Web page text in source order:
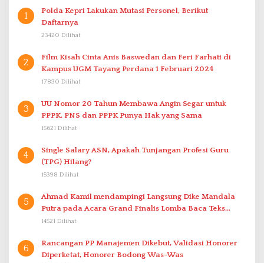
1
Polda Kepri Lakukan Mutasi Personel, Berikut
Daftarnya
23420 Dilihat
2
Film Kisah Cinta Anis Baswedan dan Feri Farhati di
Kampus UGM Tayang Perdana 1 Februari 2024
17830 Dilihat
3
UU Nomor 20 Tahun Membawa Angin Segar untuk
PPPK. PNS dan PPPK Punya Hak yang Sama
15621 Dilihat
4
Single Salary ASN, Apakah Tunjangan Profesi Guru
(TPG) Hilang?
15398 Dilihat
5
Ahmad Kamil mendampingi Langsung Dike Mandala
Putra pada Acara Grand Finalis Lomba Baca Teks
Proklamasi Mirip Bung Karno di Bali
14521 Dilihat
6
Rancangan PP Manajemen Dikebut, Validasi Honorer
Diperketat, Honorer Bodong Was-Was